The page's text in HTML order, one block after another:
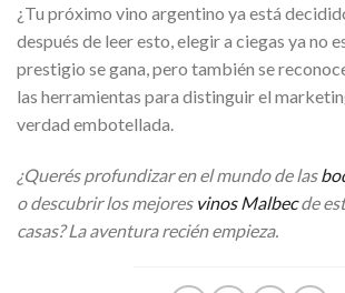
¿Tu próximo vino argentino ya está
después de leer esto, elegir a ciegas ya no
prestigio se gana, pero también se
las herramientas para distinguir el
verdad embotellada.
¿Querés profundizar en el mundo de las
o descubrir los mejores vinos Malbecde
casas? La aventura recién empieza.